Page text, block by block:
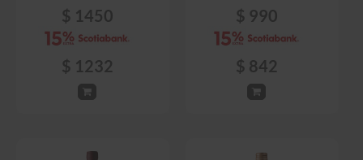
$ 1450
$ 1232
$ 990
$ 842